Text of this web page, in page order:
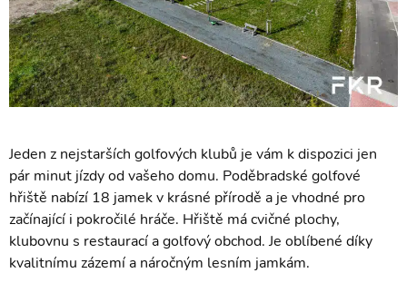
Jeden z nejstarších golfových klubů je vám k dispozici jen
pár minut jízdy od vašeho domu. Poděbradské golfové
hřiště nabízí 18 jamek v krásné přírodě a je vhodné pro
začínající i pokročilé hráče. Hřiště má cvičné plochy,
klubovnu s restaurací a golfový obchod. Je oblíbené díky
kvalitnímu zázemí a náročným lesním jamkám.